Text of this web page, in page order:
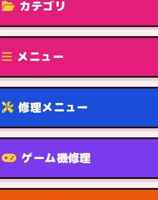
カテゴリ
修理（機種から）
メニュー
修理メニュー
機種から
ゲーム機修理